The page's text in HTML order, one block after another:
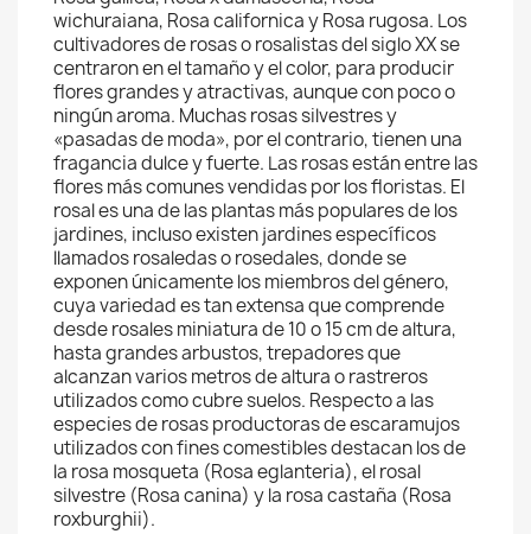
wichuraiana, Rosa californica y Rosa rugosa. Los
cultivadores de rosas o rosalistas del siglo XX se
centraron en el tamaño y el color, para producir
flores grandes y atractivas, aunque con poco o
ningún aroma. Muchas rosas silvestres y
«pasadas de moda», por el contrario, tienen una
fragancia dulce y fuerte. Las rosas están entre las
flores más comunes vendidas por los floristas. El
rosal es una de las plantas más populares de los
jardines, incluso existen jardines específicos
llamados rosaledas o rosedales, donde se
exponen únicamente los miembros del género,
cuya variedad es tan extensa que comprende
desde rosales miniatura de 10 o 15 cm de altura,
hasta grandes arbustos, trepadores que
alcanzan varios metros de altura o rastreros
utilizados como cubre suelos. Respecto a las
especies de rosas productoras de escaramujos
utilizados con fines comestibles destacan los de
la rosa mosqueta (Rosa eglanteria), el rosal
silvestre (Rosa canina) y la rosa castaña (Rosa
roxburghii).